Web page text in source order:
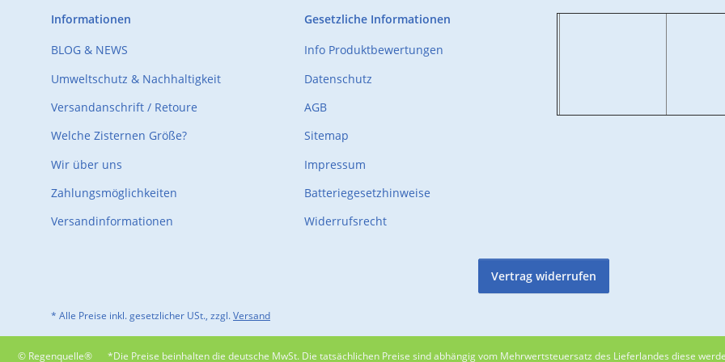
Informationen
BLOG & NEWS
Umweltschutz & Nachhaltigkeit
Versandanschrift / Retoure
Welche Zisternen Größe?
Wir über uns
Zahlungsmöglichkeiten
Versandinformationen
Gesetzliche Informationen
Info Produktbewertungen
Datenschutz
AGB
Sitemap
Impressum
Batteriegesetzhinweise
Widerrufsrecht
Vertrag widerrufen
* Alle Preise inkl. gesetzlicher USt., zzgl.Versand
© Regenquelle® *Die Preise beinhalten die deutsche MwSt. Die tatsächlichen Preise sind abhängig vom Mehrwertsteuersatz des Lieferlandes diese